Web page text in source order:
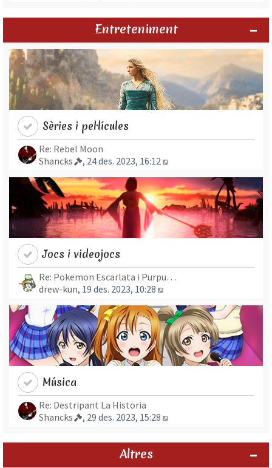
Entreteniment
Sèries i pel·lícules
Re: Rebel Moon
Shancks
, 24 des. 2023, 16:12
Jocs i videojocs
Re: Pokemon Escarlata i Purpu…
drew-kun, 19 des. 2023, 10:28
Música
Re: Destripant La Historia
Shancks
, 29 des. 2023, 15:28
Altres